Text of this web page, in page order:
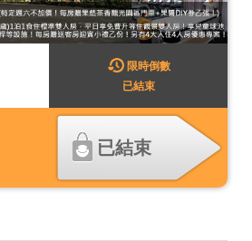
已結束
限時倒數
已結束